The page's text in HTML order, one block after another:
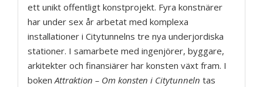
ett unikt offentligt konstprojekt. Fyra konstnärer
har under sex år arbetat med komplexa
installationer i Citytunnelns tre nya underjordiska
stationer. I samarbete med ingenjörer, byggare,
arkitekter och finansiärer har konsten växt fram. I
boken Attraktion – Om konsten i Citytunneln tas